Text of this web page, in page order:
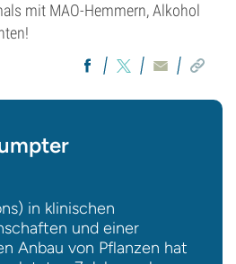
mit MAO-Hemmern, Alkohol
in klinischen
und einer
Anbau von Pflanzen hat